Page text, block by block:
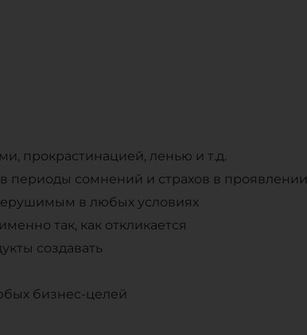
прокрастинацией, ленью и т.д.
периоды сомнений и страхов в проявлении
в любых условиях
так, как откликается
создавать
бизнес-целей